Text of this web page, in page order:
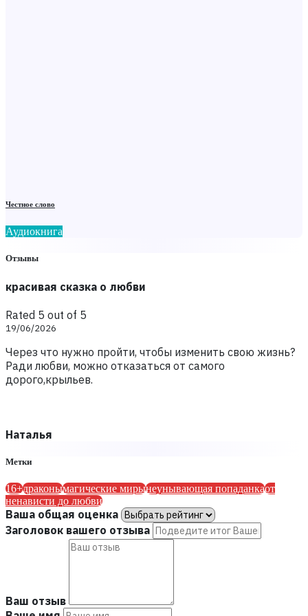
Честное слово
Аудиокнига
Отзывы
красивая сказка о любви
Rated 5 out of 5
19/06/2026
Через что нужно пройти, чтобы изменить свою жизнь?
Ради любви, можно отказаться от самого
дорого,крыльев.
Наталья
Метки
16+драконымагические мирынеунывающая попаданкаот
ненависти до любви
Ваша общая оценка
Заголовок вашего отзыва
Ваш отзыв